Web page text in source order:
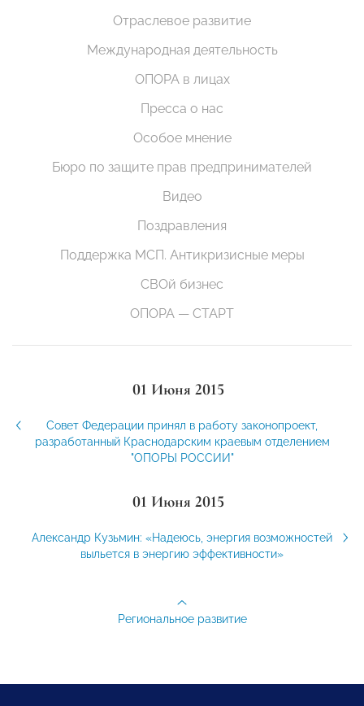
Отраслевое развитие
Международная деятельность
ОПОРА в лицах
Пресса о нас
Особое мнение
Бюро по защите прав предпринимателей
Видео
Поздравления
Поддержка МСП. Антикризисные меры
СВОй бизнес
ОПОРА — СТАРТ
01 Июня 2015
Совет Федерации принял в работу законопроект,
разработанный Краснодарским краевым отделением
"ОПОРЫ РОССИИ"
01 Июня 2015
Александр Кузьмин: «Надеюсь, энергия возможностей
выльется в энергию эффективности»
Региональное развитие